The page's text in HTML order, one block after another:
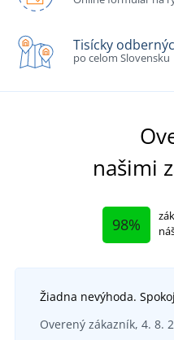
Tisícky
po celom Slovensku
našimi
98%
Žiadna nevýhoda.
Overený zákazník, 4. 8.